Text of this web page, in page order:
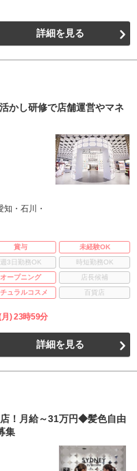
詳細を見る
かし研修で店舗運営やマネ
・石川・
賞与
未経験OK
週3日勤務OK
時短勤務OK
オープニング
店長候補
ュラルコスメ 百貨店
) 23時59分
詳細を見る
店！月給～31万円◆髪色自由
集